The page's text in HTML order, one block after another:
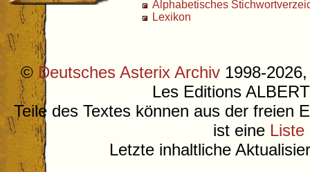
Alphabetisches
Lexikon
©Deutsches Asterix Archiv 1998-
Les Editions
Teile des Textes können aus der freien
ist eine Liste
Letzte inhaltliche